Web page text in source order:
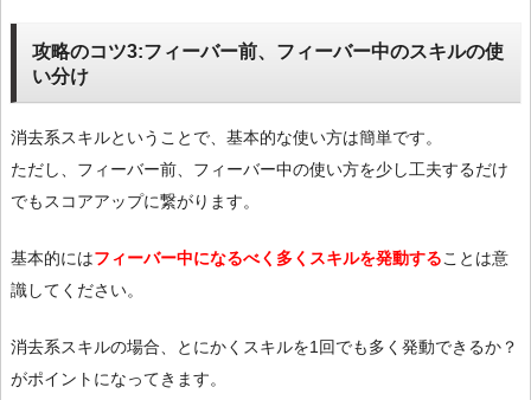
攻略のコツ3:フィーバー前、フィーバー中のスキルの使
い分け
消去系スキルということで、基本的な使い方は簡単です。
ただし、フィーバー前、フィーバー中の使い方を少し工夫するだけ
でもスコアアップに繋がります。
基本的にはフィーバー中になるべく多くスキルを発動することは意
識してください。
消去系スキルの場合、とにかくスキルを1回でも多く発動できるか？
がポイントになってきます。